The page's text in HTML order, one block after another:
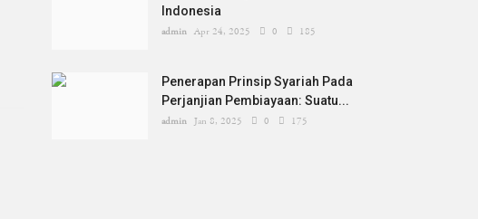
Indonesia
admin Apr 24, 2025 0 185
Penerapan Prinsip Syariah Pada
Perjanjian Pembiayaan: Suatu...
admin Jan 8, 2025 0 175